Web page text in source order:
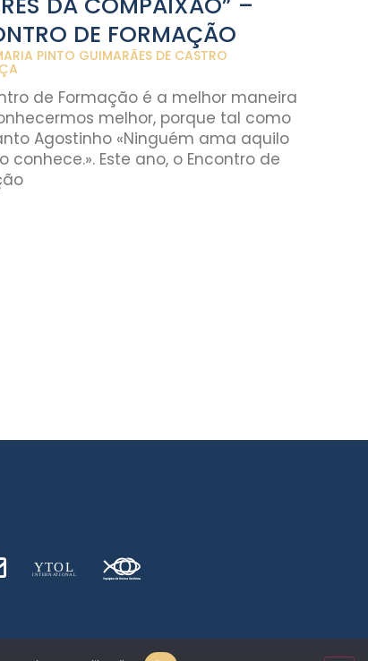
DE FORMAÇÃO
PINTO GUIMARÃES DE CASTRO
de Formação é a melhor maneira
melhor, porque tal como
Agostinho «Ninguém ama aquilo
conhece.». Este ano, o Encontro de
YTO L
INT ERN ATI O NA L